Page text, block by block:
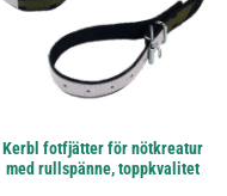
Kerbl fotfjätter för nötkreatur
med rullspänne, toppkvalitet